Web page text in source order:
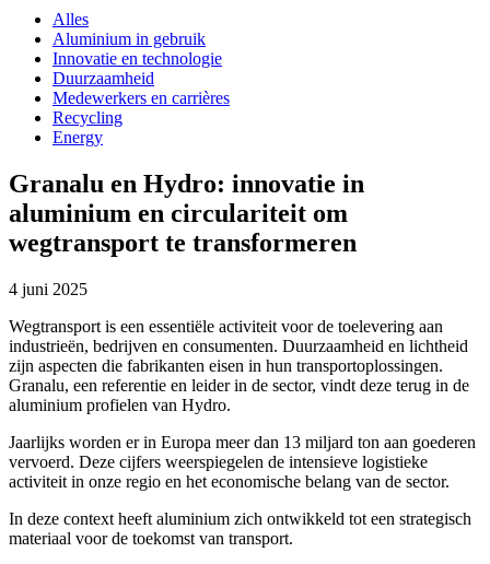
Alles
Aluminium in gebruik
Innovatie en technologie
Duurzaamheid
Medewerkers en carrières
Recycling
Energy
Granalu en Hydro: innovatie in
aluminium en circulariteit om
wegtransport te transformeren
4 juni 2025
Wegtransport is een essentiële activiteit voor de toelevering aan
industrieën, bedrijven en consumenten. Duurzaamheid en lichtheid
zijn aspecten die fabrikanten eisen in hun transportoplossingen.
Granalu, een referentie en leider in de sector, vindt deze terug in de
aluminium profielen van Hydro.
Jaarlijks worden er in Europa meer dan 13 miljard ton aan goederen
vervoerd. Deze cijfers weerspiegelen de intensieve logistieke
activiteit in onze regio en het economische belang van de sector.
In deze context heeft aluminium zich ontwikkeld tot een strategisch
materiaal voor de toekomst van transport.